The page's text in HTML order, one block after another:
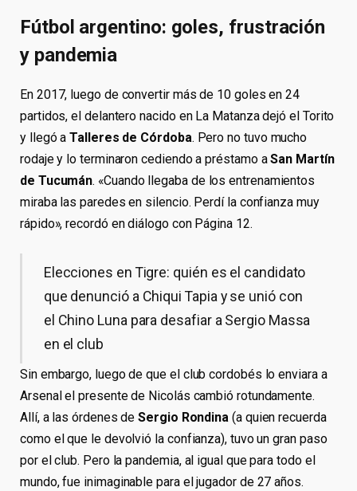
Fútbol argentino: goles, frustración
y pandemia
En 2017, luego de convertir más de 10 goles en 24
partidos, el delantero nacido en La Matanza dejó el Torito
y llegó aTalleres de Córdoba. Pero no tuvo mucho
rodaje y lo terminaron cediendo a préstamo aSan Martín
de Tucumán. «Cuando llegaba de los entrenamientos
miraba las paredes en silencio. Perdí la confianza muy
rápido», recordó en diálogo con Página 12.
Elecciones en Tigre: quién es el candidato
que denunció a Chiqui Tapia y se unió con
el Chino Luna para desafiar a Sergio Massa
en el club
Sin embargo, luego de que el club cordobés lo enviara a
Arsenal el presente de Nicolás cambió rotundamente.
Allí, a las órdenes deSergio Rondina (a quien recuerda
como el que le devolvió la confianza), tuvo un gran paso
por el club. Pero la pandemia, al igual que para todo el
mundo, fue inimaginable para el jugador de 27 años.